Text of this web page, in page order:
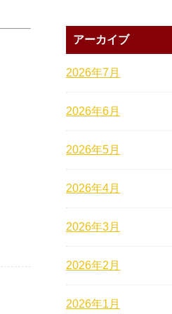
アーカイブ
2026年7月
2026年6月
2026年5月
2026年4月
2026年3月
2026年2月
2026年1月